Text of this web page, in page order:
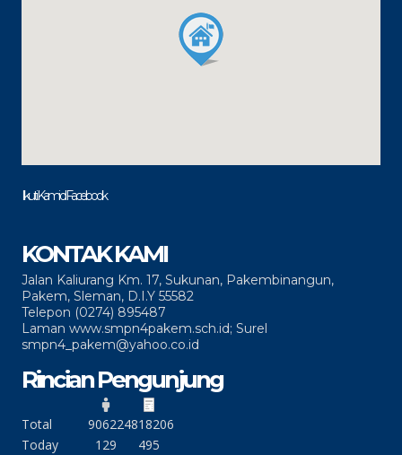
Ikuti Kami di Facebook
KONTAK KAMI
Jalan Kaliurang Km. 17, Sukunan, Pakembinangun,
Pakem, Sleman, D.I.Y 55582
Telepon (0274) 895487
Laman www.smpn4pakem.sch.id; Surel
smpn4_pakem@yahoo.co.id
Rincian Pengunjung
Total 906224818206
Today
129
495